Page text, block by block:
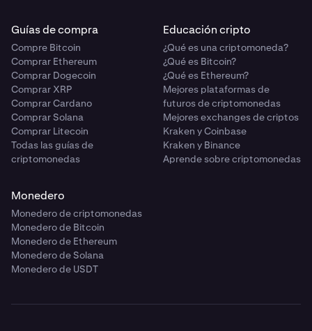
Guías de compra
Compre Bitcoin
Comprar Ethereum
Comprar Dogecoin
Comprar XRP
Comprar Cardano
Comprar Solana
Comprar Litecoin
Todas las guías de
criptomonedas
Educación cripto
¿Qué es una criptomoneda?
¿Qué es Bitcoin?
¿Qué es Ethereum?
Mejores plataformas de
futuros de criptomonedas
Mejores exchanges de criptos
Kraken y Coinbase
Kraken y Binance
Aprende sobre criptomonedas
Monedero
Monedero de criptomonedas
Monedero de Bitcoin
Monedero de Ethereum
Monedero de Solana
Monedero de USDT